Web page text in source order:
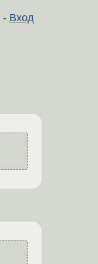
- Вход